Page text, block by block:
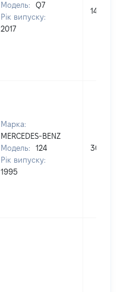
Модель:
Q7
Рік випуску:
2017
Марка:
MERCEDES-BENZ
Модель:
124
Рік випуску:
1995
30000